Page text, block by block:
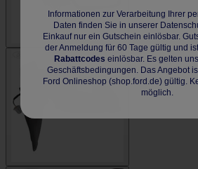
Informationen zur Verarbeitung Ihrer
Daten finden Sie in unserer
Einkauf nur ein Gutschein einlösbar.
der Anmeldung für 60 Tage gültig und ist
Rabattcodes einlösbar. Es gelten
Geschäftsbedingungen. Das Angebot
Ford Onlineshop (shop.ford.de) gültig.
möglich.